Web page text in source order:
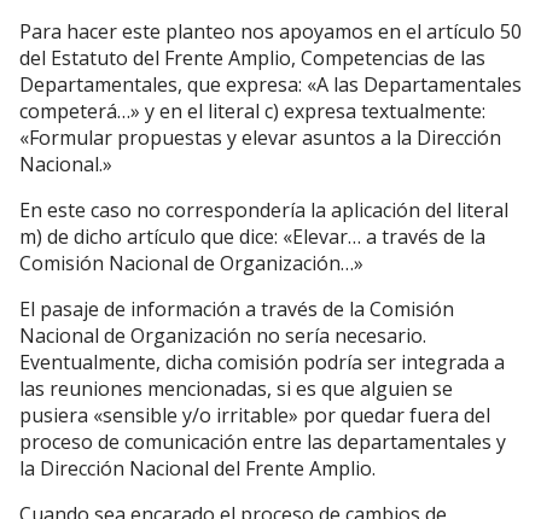
Para hacer este planteo nos apoyamos en el artículo 50
del Estatuto del Frente Amplio, Competencias de las
Departamentales, que expresa: «A las Departamentales
competerá…» y en el literal c) expresa textualmente:
«Formular propuestas y elevar asuntos a la Dirección
Nacional.»
En este caso no correspondería la aplicación del literal
m) de dicho artículo que dice: «Elevar… a través de la
Comisión Nacional de Organización…»
El pasaje de información a través de la Comisión
Nacional de Organización no sería necesario.
Eventualmente, dicha comisión podría ser integrada a
las reuniones mencionadas, si es que alguien se
pusiera «sensible y/o irritable» por quedar fuera del
proceso de comunicación entre las departamentales y
la Dirección Nacional del Frente Amplio.